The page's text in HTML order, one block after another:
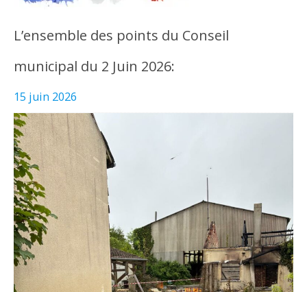
L’ensemble des points du Conseil
municipal du 2 Juin 2026:
15 juin 2026